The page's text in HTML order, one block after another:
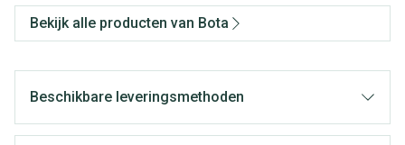
Bekijk alle producten van Bota
Beschikbare leveringsmethoden